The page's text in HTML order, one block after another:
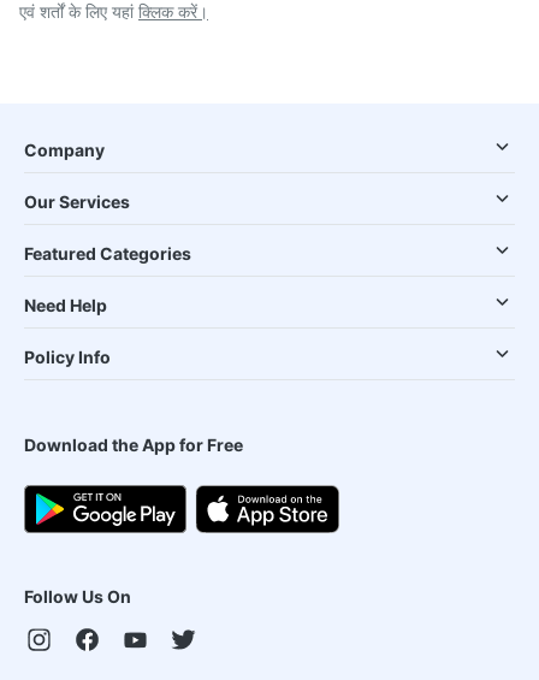
एवं शर्तों के लिए यहांक्लिक करें।
Company
Our Services
Featured Categories
Need Help
Policy Info
Download the App for Free
Follow Us On